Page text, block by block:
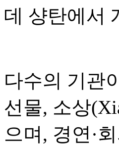
데 샹탄에서
다수의 기관
선물, 소상
으며, 경연·